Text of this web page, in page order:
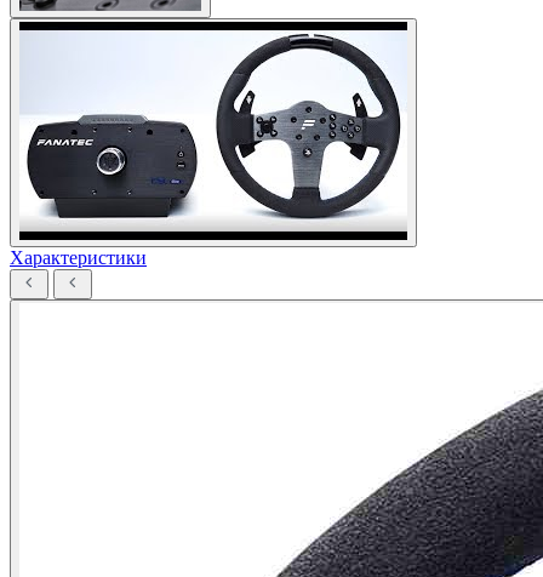
Характеристики